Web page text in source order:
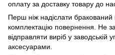
оплату за доставку товару до
Перш ніж надіслати
комплектацію повернення. Не
відправляти виріб у заводській
аксесуарами.